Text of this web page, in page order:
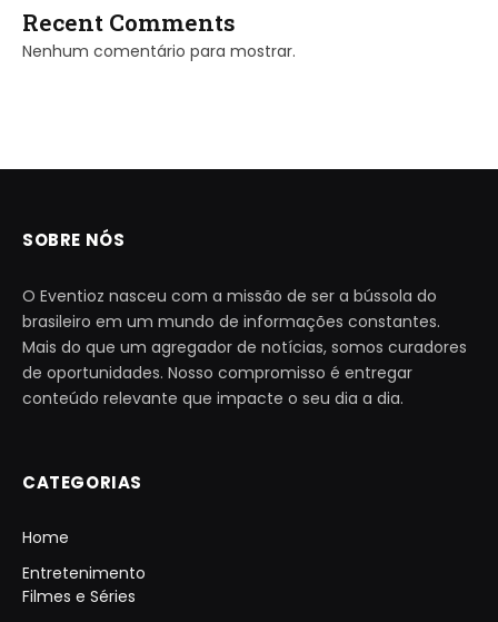
Recent Comments
Nenhum comentário para mostrar.
SOBRE NÓS
O Eventioz nasceu com a missão de ser a bússola do
brasileiro em um mundo de informações constantes.
Mais do que um agregador de notícias, somos curadores
de oportunidades. Nosso compromisso é entregar
conteúdo relevante que impacte o seu dia a dia.
CATEGORIAS
Home
Entretenimento
Filmes e Séries